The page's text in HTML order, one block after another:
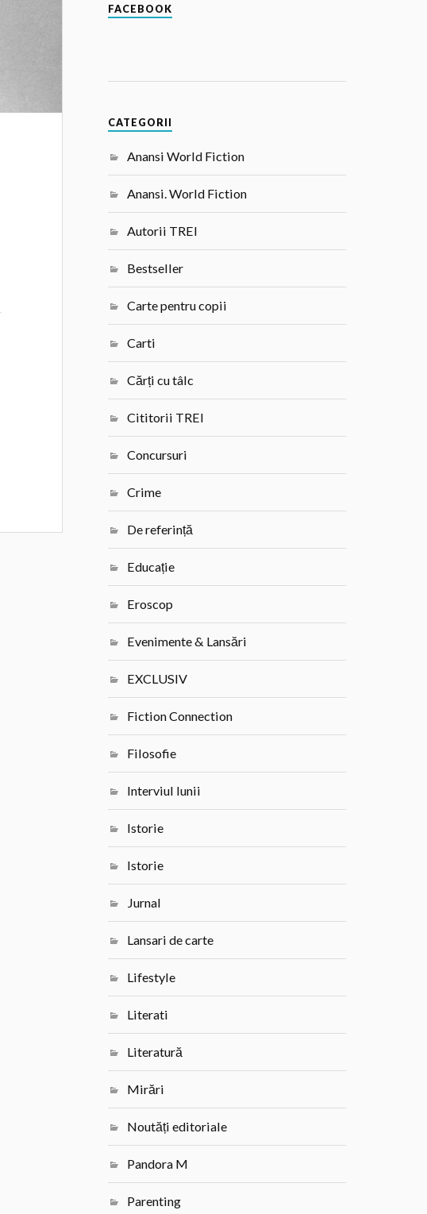
FACEBOOK
CATEGORII
Anansi World Fiction
Anansi. World Fiction
Autorii TREI
Bestseller
Carte pentru copii
Carti
Cărți cu tâlc
Cititorii TREI
Concursuri
Crime
De referință
Educație
Eroscop
Evenimente & Lansări
EXCLUSIV
Fiction Connection
Filosofie
Interviul lunii
Istorie
Istorie
Jurnal
Lansari de carte
Lifestyle
Literati
Literatură
Mirări
Noutăți editoriale
Pandora M
Parenting